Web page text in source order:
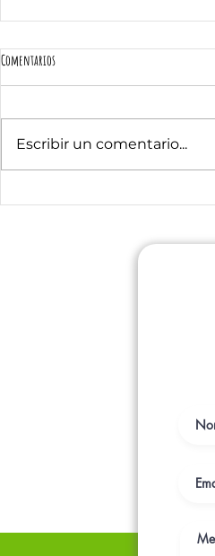
Comentarios
Escribir un comentario...